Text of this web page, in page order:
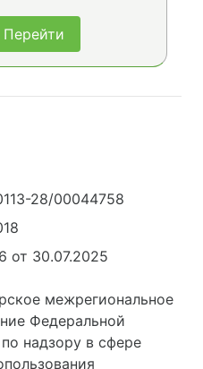
Перейти
28/00044758
от 30.07.2025
межрегиональное
Федеральной
надзору в сфере